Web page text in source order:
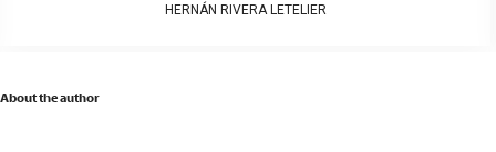
HERNÁN RIVERA LETELIER
About the author